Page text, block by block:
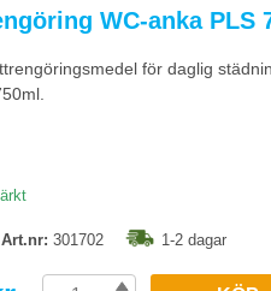
WC-anka PLS
för daglig
Art.nr: 301702 1-2 dagar